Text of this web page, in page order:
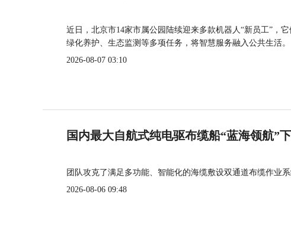
近日，北京市14家市属公园陆续迎来多款机器人“新员工”，
绿化养护、生态监测等多项任务，将智慧服务融入公共生活。
2026-08-07 03:10
国内最大自航式纯电驱布缆船“蓝海领航”
团队攻克了满足多功能、智能化的海缆敷设双通道布缆作业
2026-08-06 09:48